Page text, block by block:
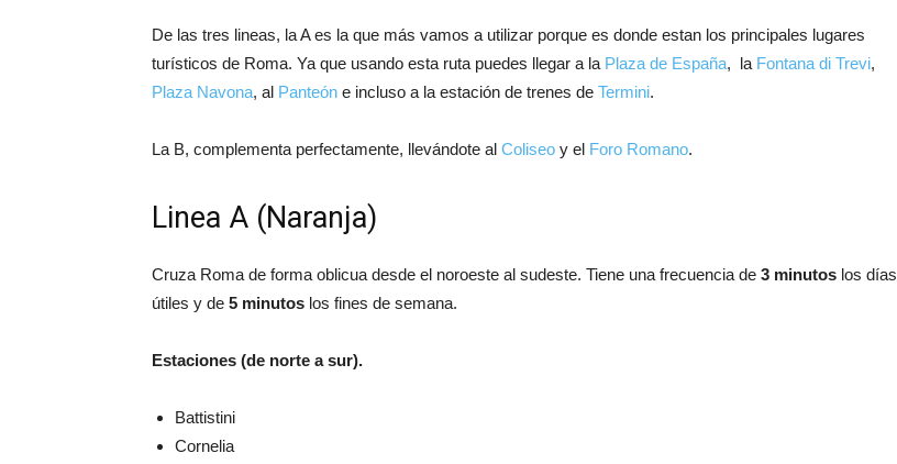
De las tres lineas, la A es la que más vamos a utilizar porque es donde estan los principales lugares
turísticos de Roma. Ya que usando esta ruta puedes llegar a la Plaza de España, la Fontana di Trevi,
Plaza Navona, al Panteón e incluso a la estación de trenes de Termini.
La B, complementa perfectamente, llevándote al Coliseo y el Foro Romano.
Linea A (Naranja)
Cruza Roma de forma oblicua desde el noroeste al sudeste. Tiene una frecuencia de 3 minutos los días
útiles y de 5 minutos los fines de semana.
Estaciones (de norte a sur).
Battistini
Cornelia